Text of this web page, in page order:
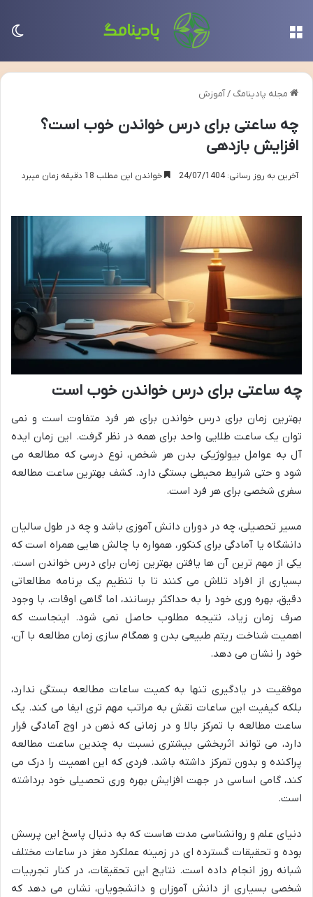
مجله پادینامگ /آموزش
چه ساعتی برای درس خواندن خوب است؟
افزایش بازدهی
آخرین به روز رسانی: 24/07/1404 خواندن این مطلب 18 دقیقه زمان میبرد
چه ساعتی برای درس خواندن خوب است
بهترین زمان برای درس خواندن برای هر فرد متفاوت است و نمی
توان یک ساعت طلایی واحد برای همه در نظر گرفت. این زمان ایده
آل به عوامل بیولوژیکی بدن هر شخص، نوع درسی که مطالعه می
شود و حتی شرایط محیطی بستگی دارد. کشف بهترین ساعت مطالعه
سفری شخصی برای هر فرد است.
مسیر تحصیلی، چه در دوران دانش آموزی باشد و چه در طول سالیان
دانشگاه یا آمادگی برای کنکور، همواره با چالش هایی همراه است که
یکی از مهم ترین آن ها یافتن بهترین زمان برای درس خواندن است.
بسیاری از افراد تلاش می کنند تا با تنظیم یک برنامه مطالعاتی
دقیق، بهره وری خود را به حداکثر برسانند، اما گاهی اوقات، با وجود
صرف زمان زیاد، نتیجه مطلوب حاصل نمی شود. اینجاست که
اهمیت شناخت ریتم طبیعی بدن و همگام سازی زمان مطالعه با آن،
خود را نشان می دهد.
موفقیت در یادگیری تنها به کمیت ساعات مطالعه بستگی ندارد،
بلکه کیفیت این ساعات نقش به مراتب مهم تری ایفا می کند. یک
ساعت مطالعه با تمرکز بالا و در زمانی که ذهن در اوج آمادگی قرار
دارد، می تواند اثربخشی بیشتری نسبت به چندین ساعت مطالعه
پراکنده و بدون تمرکز داشته باشد. فردی که این اهمیت را درک می
کند، گامی اساسی در جهت افزایش بهره وری تحصیلی خود برداشته
است.
دنیای علم و روانشناسی مدت هاست که به دنبال پاسخ این پرسش
بوده و تحقیقات گسترده ای در زمینه عملکرد مغز در ساعات مختلف
شبانه روز انجام داده است. نتایج این تحقیقات، در کنار تجربیات
شخصی بسیاری از دانش آموزان و دانشجویان، نشان می دهد که